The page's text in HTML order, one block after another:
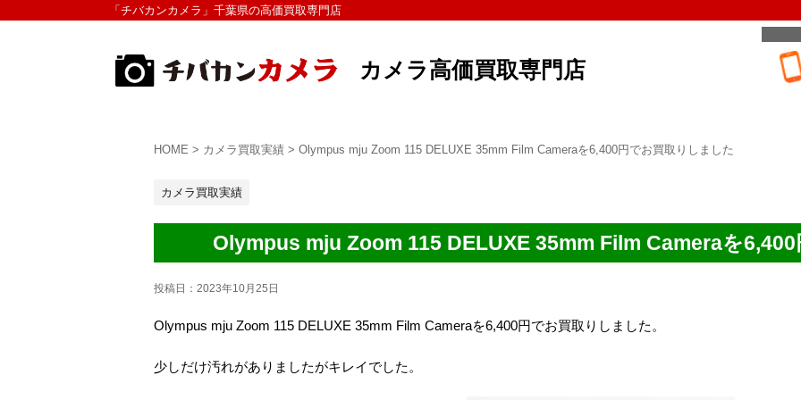
「チバカンカメラ」千葉県の高価買取専門店
カメラ高価買取専門店
HOME > カメラ買取実績 > Olympus mju Zoom 115 DELUXE 35mm Film Cameraを6,400円でお買取りしました
カメラ買取実績
Olympus mju Zoom 115 DELUXE 35mm Film Cameraを
投稿日： 2023年10月25日
Olympus mju Zoom 115 DELUXE 35mm Film Cameraを6,400円でお買取りしました。
少しだけ汚れがありましたがキレイでした。